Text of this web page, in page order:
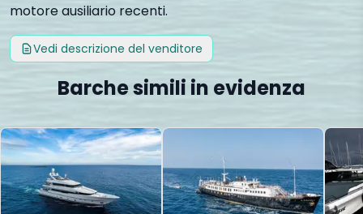
motore ausiliario recenti.
Vedi descrizione del venditore
Barche simili in evidenza